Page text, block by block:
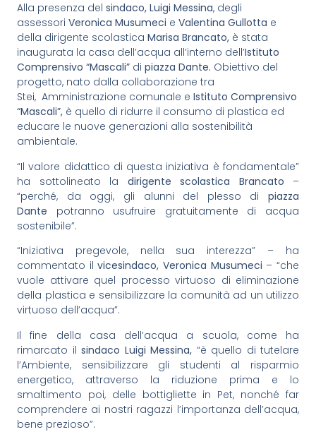
Alla presenza del sindaco, Luigi Messina, degli
assessori Veronica Musumeci e Valentina Gullotta e
della dirigente scolastica Marisa Brancato, è stata
inaugurata la casa dell’acqua all’interno dell’Istituto
Comprensivo “Mascali” di piazza Dante. Obiettivo del
progetto, nato dalla collaborazione tra
Stei, Amministrazione comunale e Istituto Comprensivo
“Mascali”, è quello di ridurre il consumo di plastica ed
educare le nuove generazioni alla sostenibilità
ambientale.
“Il valore didattico di questa iniziativa è fondamentale”
ha sottolineato la dirigente scolastica Brancato –
“perché, da oggi, gli alunni del plesso di piazza
Dante potranno usufruire gratuitamente di acqua
sostenibile”.
“Iniziativa pregevole, nella sua interezza” – ha
commentato ilvicesindaco, Veronica Musumeci – “che
vuole attivare quel processo virtuoso di eliminazione
della plastica e sensibilizzare la comunità ad un utilizzo
virtuoso dell’acqua”.
Il fine della casa dell’acqua a scuola, come ha
rimarcato il sindaco Luigi Messina, “è quello di tutelare
l’Ambiente, sensibilizzare gli studenti al risparmio
energetico, attraverso la riduzione prima e lo
smaltimento poi, delle bottigliette in Pet, nonché far
comprendere ai nostri ragazzi l’importanza dell’acqua,
bene prezioso”.